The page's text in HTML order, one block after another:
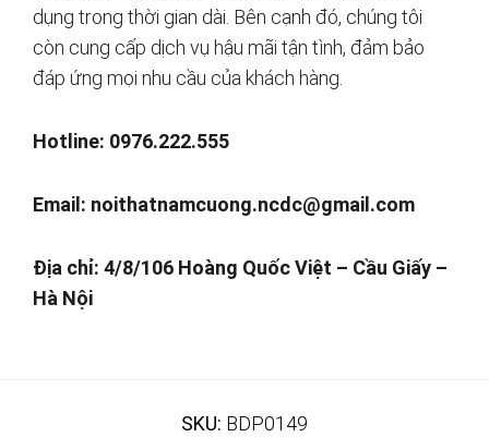
dụng trong thời gian dài. Bên cạnh đó, chúng tôi
còn cung cấp dịch vụ hậu mãi tận tình, đảm bảo
đáp ứng mọi nhu cầu của khách hàng.
Hotline: 0976.222.555
Email: noithatnamcuong.ncdc@gmail.com
Địa chỉ: 4/8/106 Hoàng Quốc Việt – Cầu Giấy –
Hà Nội
SKU: BDP0149